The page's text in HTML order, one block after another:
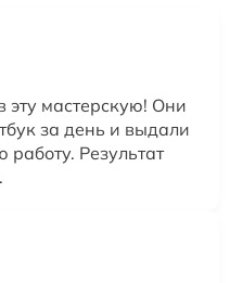
эту мастерскую! Они
за день и выдали
Результат